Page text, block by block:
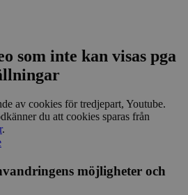
som inte kan visas pga
av cookies för tredjepart, Youtube.
du att cookies sparas från
.
möjligheter och